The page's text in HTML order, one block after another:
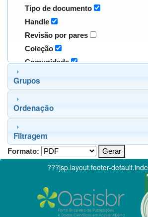
Tipo de documento
Handle
Revisão por pares
Coleção
Comunidade
Grupos
Ordenação
Filtragem
Formato:
???jsp.layout.footer-